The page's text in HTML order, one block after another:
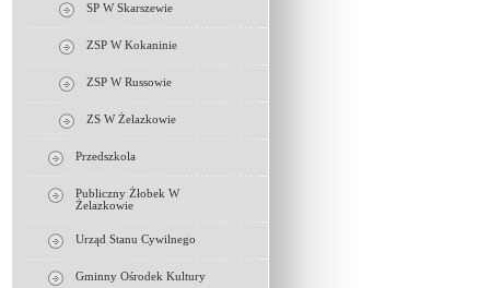
SP W Skarszewie
ZSP W Kokaninie
ZSP W Russowie
ZS W Żelazkowie
Przedszkola
Publiczny Żłobek W
Żelazkowie
Urząd Stanu Cywilnego
Gminny Ośrodek Kultury